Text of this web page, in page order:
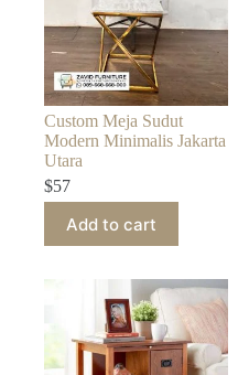
Custom Meja Sudut
Modern Minimalis Jakarta
Utara
$57
Add to cart